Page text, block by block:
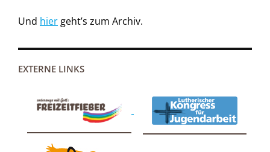
Und hier geht’s zum Archiv.
EXTERNE LINKS